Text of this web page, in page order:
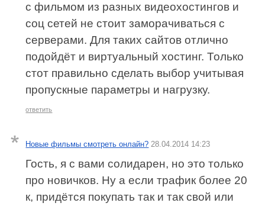
с фильмом из разных видеохостингов и
соц сетей не стоит заморачиваться с
серверами. Для таких сайтов отлично
подойдёт и виртуальный хостинг. Только
стот правильно сделать выбор учитывая
пропускные параметры и нагрузку.
ответить
Новые фильмы смотреть онлайн? 28.04.2014 14:23
Гость, я с вами солидарен, но это только
про новичков. Ну а если трафик более 20
к, придётся покупать так и так свой или